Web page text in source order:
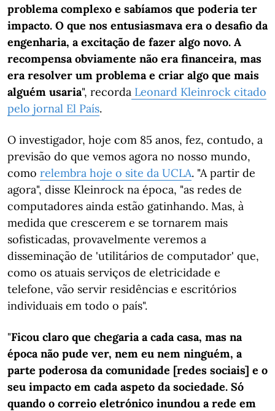
problema complexo e sabíamos que poderia ter
impacto. O que nos entusiasmava era o desafio da
engenharia, a excitação de fazer algo novo. A
recompensa obviamente não era financeira, mas
era resolver um problema e criar algo que mais
alguém usaria", recorda Leonard Kleinrock citado
pelo jornal El País.
O investigador, hoje com 85 anos, fez, contudo, a
previsão do que vemos agora no nosso mundo,
como relembra hoje o site da UCLA. "A partir de
agora", disse Kleinrock na época, "as redes de
computadores ainda estão gatinhando. Mas, à
medida que crescerem e se tornarem mais
sofisticadas, provavelmente veremos a
disseminação de 'utilitários de computador' que,
como os atuais serviços de eletricidade e
telefone, vão servir residências e escritórios
individuais em todo o país".
"Ficou claro que chegaria a cada casa, mas na
época não pude ver, nem eu nem ninguém, a
parte poderosa da comunidade [redes sociais] e o
seu impacto em cada aspeto da sociedade. Só
quando o correio eletrónico inundou a rede em